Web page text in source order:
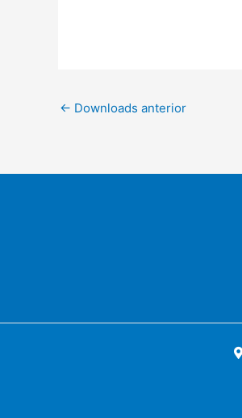
← Downloads anterior